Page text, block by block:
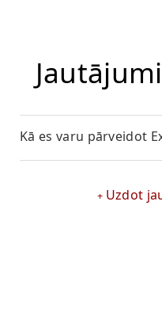
Kā es varu pārveidot
Uzdot